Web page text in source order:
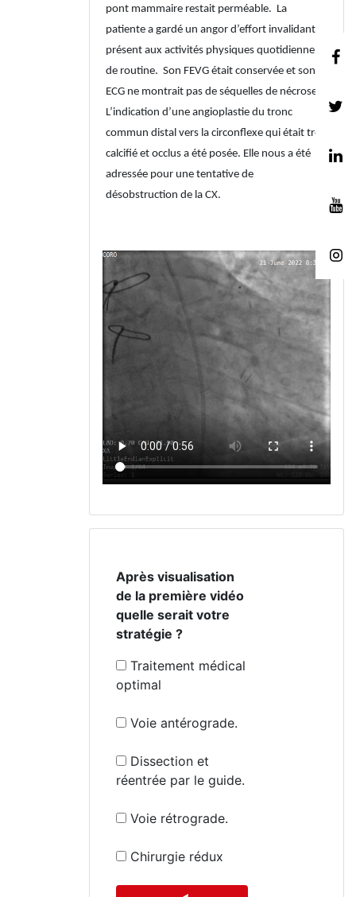
pont mammaire restait perméable. La
patiente a gardé un angor d’effort invalidant
présent aux activités physiques quotidienne
de routine. Son FEVG était conservée et son
ECG ne montrait pas de séquelles de nécrose.
L’indication d’une angioplastie du tronc
commun distal vers la circonflexe qui était très
calcifié et occlus a été posée. Elle nous a été
adressée pour une tentative de
désobstruction de la CX.
Après visualisation
de la première vidéo
quelle serait votre
stratégie ?
Traitement médical
optimal
Voie antérograde.
Dissection et
réentrée par le guide.
Voie rétrograde.
Chirurgie rédux